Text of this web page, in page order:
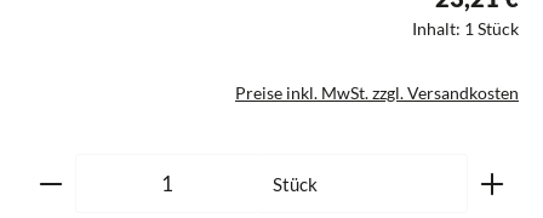
Inhalt: 1 Stück
Preise inkl. MwSt. zzgl. Versandkosten
Produkt Anzahl: Gib den gewünschten Wert ein oder
Stück